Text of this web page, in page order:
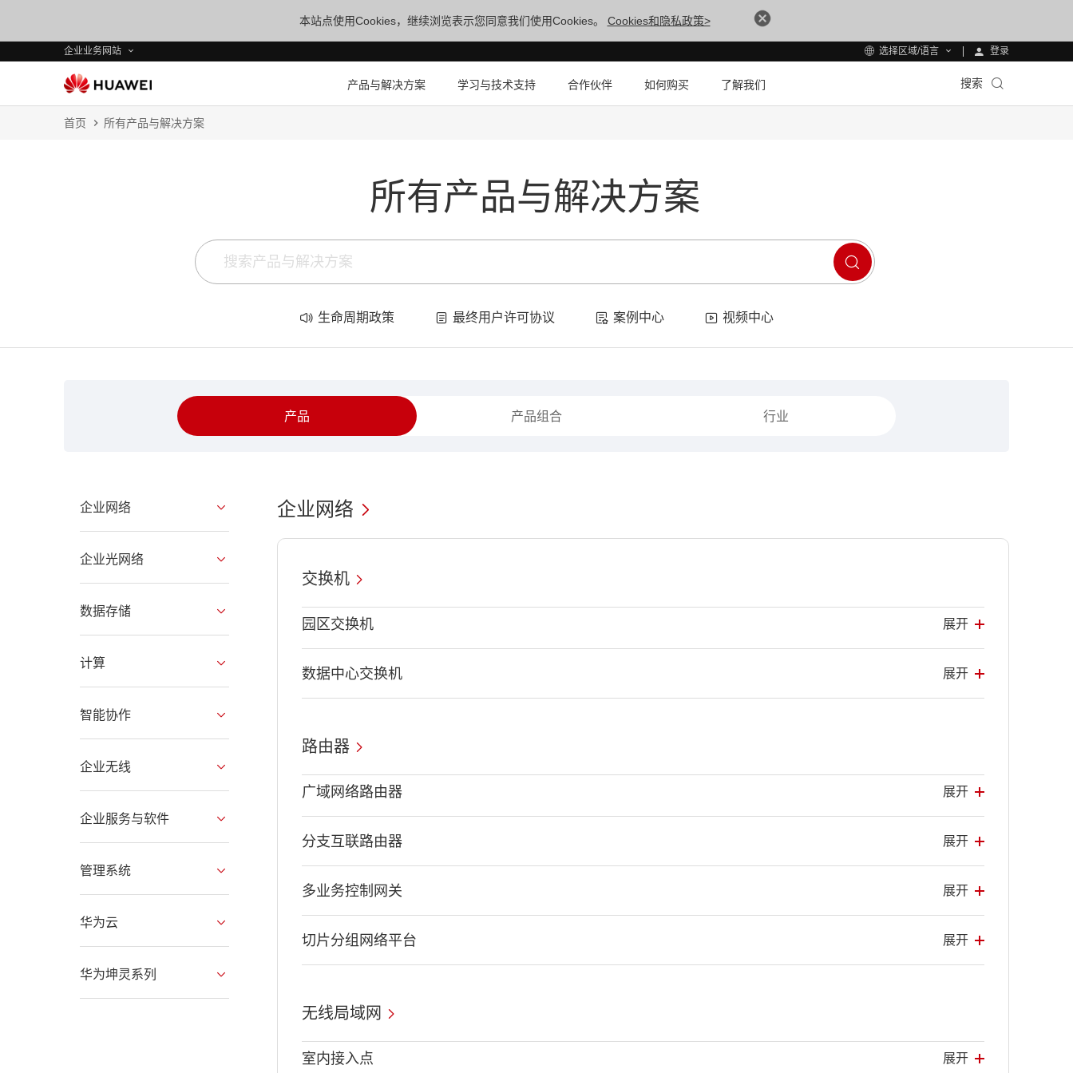
本站点使用Cookies，继续浏览表示您同意我们使用Cookies。 Cookies和隐私政策>
企业业务网站 选择区域/语言 登录
产品与解决方案 学习与技术支持 合作伙伴 如何购买 了解我们 搜索
首页 所有产品与解决方案
所有产品与解决方案
生命周期政策 最终用户许可协议 案例中心 视频中心
产品 产品组合 行业
企业网络
企业光网络
数据存储
计算
智能协作
企业无线
企业服务与软件
管理系统
华为云
华为坤灵系列
企业网络
交换机
园区交换机 展开
数据中心交换机 展开
路由器
广域网络路由器 展开
分支互联路由器 展开
多业务控制网关 展开
切片分组网络平台 展开
无线局域网
室内接入点 展开